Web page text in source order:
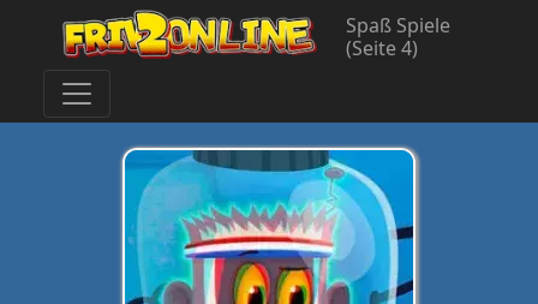
Spaß Spiele
(Seite 4)